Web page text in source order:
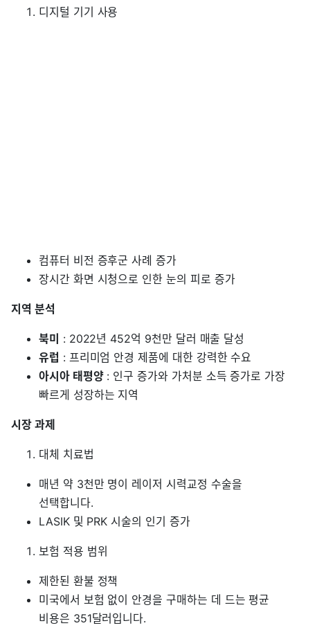
디지털 기기 사용
컴퓨터 비전 증후군 사례 증가
장시간 화면 시청으로 인한 눈의 피로 증가
지역 분석
북미 : 2022년 452억 9천만 달러 매출 달성
유럽 : 프리미엄 안경 제품에 대한 강력한 수요
아시아 태평양: 인구 증가와 가처분 소득 증가로 가장
빠르게 성장하는 지역
시장 과제
대체 치료법
매년 약 3천만 명이 레이저 시력교정 수술을
선택합니다.
LASIK 및 PRK 시술의 인기 증가
보험 적용 범위
제한된 환불 정책
미국에서 보험 없이 안경을 구매하는 데 드는 평균
비용은 351달러입니다.